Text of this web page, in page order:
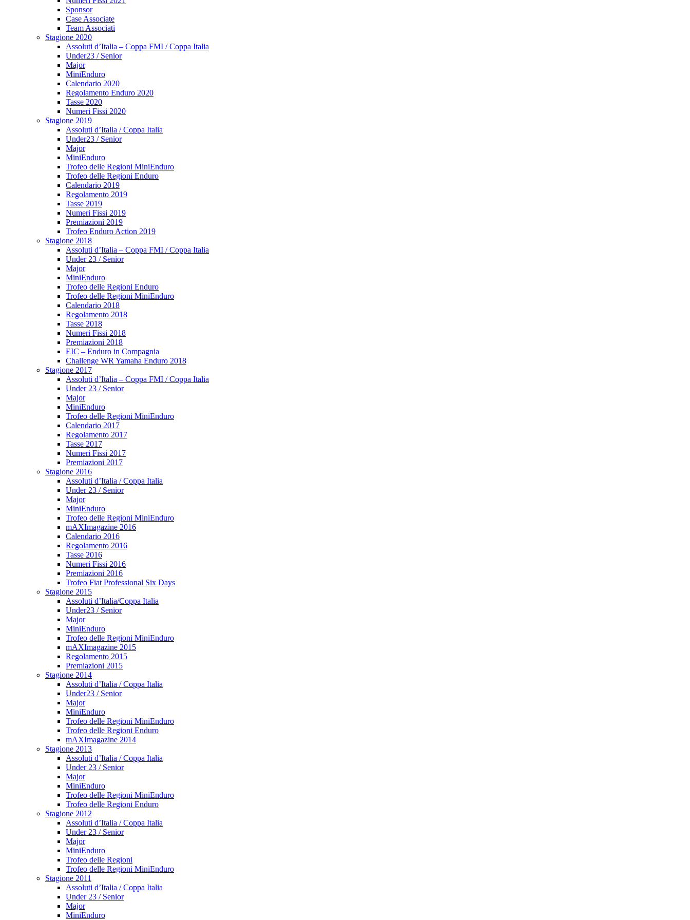
Sponsor
Case Associate
Team Associati
Stagione 2020
Assoluti d’Italia – Coppa FMI / Coppa Italia
Under23 / Senior
Major
MiniEnduro
Calendario 2020
Regolamento Enduro 2020
Tasse 2020
Numeri Fissi 2020
Stagione 2019
Assoluti d’Italia / Coppa Italia
Under23 / Senior
Major
MiniEnduro
Trofeo delle Regioni MiniEnduro
Trofeo delle Regioni Enduro
Calendario 2019
Regolamento 2019
Tasse 2019
Numeri Fissi 2019
Premiazioni 2019
Trofeo Enduro Action 2019
Stagione 2018
Assoluti d’Italia – Coppa FMI / Coppa Italia
Under 23 / Senior
Major
MiniEnduro
Trofeo delle Regioni Enduro
Trofeo delle Regioni MiniEnduro
Calendario 2018
Regolamento 2018
Tasse 2018
Numeri Fissi 2018
Premiazioni 2018
EIC – Enduro in Compagnia
Challenge WR Yamaha Enduro 2018
Stagione 2017
Assoluti d’Italia – Coppa FMI / Coppa Italia
Under 23 / Senior
Major
MiniEnduro
Trofeo delle Regioni MiniEnduro
Calendario 2017
Regolamento 2017
Tasse 2017
Numeri Fissi 2017
Premiazioni 2017
Stagione 2016
Assoluti d’Italia / Coppa Italia
Under 23 / Senior
Major
MiniEnduro
Trofeo delle Regioni MiniEnduro
mAXImagazine 2016
Calendario 2016
Regolamento 2016
Tasse 2016
Numeri Fissi 2016
Premiazioni 2016
Trofeo Fiat Professional Six Days
Stagione 2015
Assoluti d’Italia/Coppa Italia
Under23 / Senior
Major
MiniEnduro
Trofeo delle Regioni MiniEnduro
mAXImagazine 2015
Regolamento 2015
Premiazioni 2015
Stagione 2014
Assoluti d’Italia / Coppa Italia
Under23 / Senior
Major
MiniEnduro
Trofeo delle Regioni MiniEnduro
Trofeo delle Regioni Enduro
mAXImagazine 2014
Stagione 2013
Assoluti d’Italia / Coppa Italia
Under 23 / Senior
Major
MiniEnduro
Trofeo delle Regioni MiniEnduro
Trofeo delle Regioni Enduro
Stagione 2012
Assoluti d’Italia / Coppa Italia
Under 23 / Senior
Major
MiniEnduro
Trofeo delle Regioni
Trofeo delle Regioni MiniEnduro
Stagione 2011
Assoluti d’Italia / Coppa Italia
Under 23 / Senior
Major
MiniEnduro